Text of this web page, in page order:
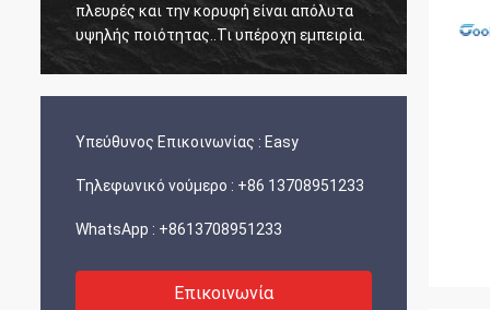
πλευρές και την κορυφή είναι απόλυτα
υψηλής ποιότητας..Τι υπέροχη εμπειρία.
Υπεύθυνος Επικοινωνίας : Easy
Τηλεφωνικό νούμερο : +86 13708951233
WhatsApp : +8613708951233
Επικοινωνία